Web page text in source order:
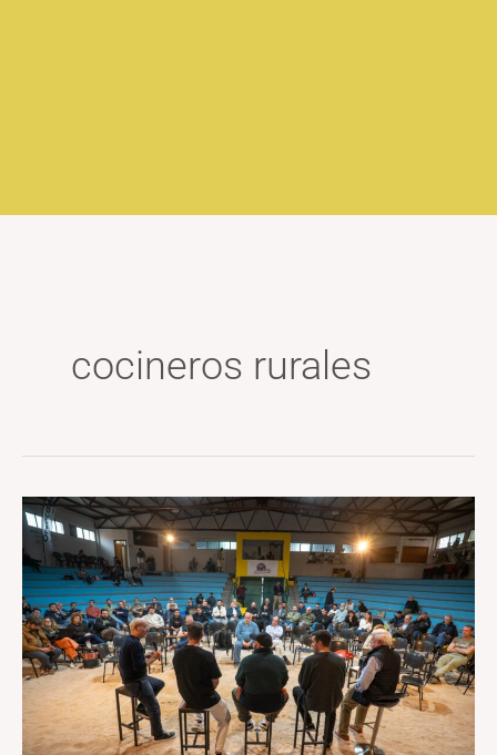
cocineros rurales
Terrae
refuerza
la
alianza
internacional
de
cocineros
rurales